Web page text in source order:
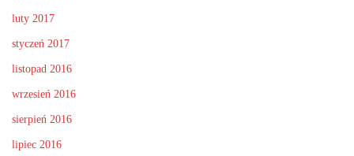
luty 2017
styczeń 2017
listopad 2016
wrzesień 2016
sierpień 2016
lipiec 2016